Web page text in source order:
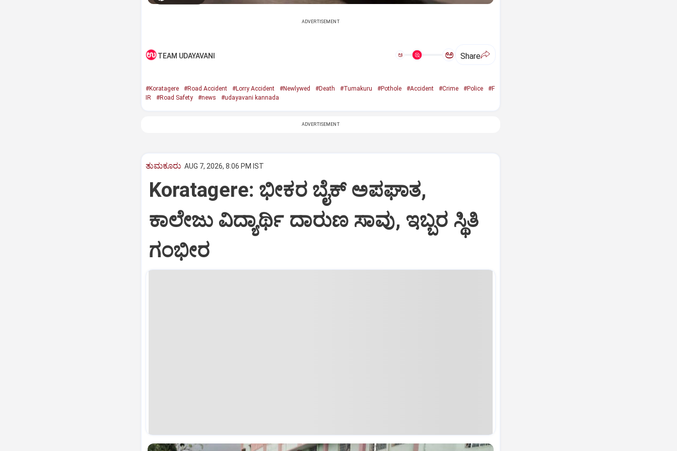
ADVERTISEMENT
TEAM UDAYAVANI ಅ ಅ Share
#Koratagere #Road Accident #Lorry Accident #Newlywed #Death #Tumakuru #Pothole #Accident #Crime #Police
#F
IR
#Road Safety #news #udayavani kannada
ADVERTISEMENT
ತುಮಕೂರು AUG 7, 2026, 8:06 PM IST
Koratagere: ಭೀಕರ ಬೈಕ್ ಅಪಘಾತ,
ಕಾಲೇಜು ವಿದ್ಯಾರ್ಥಿ ದಾರುಣ ಸಾವು, ಇಬ್ಬರ ಸ್ಥಿತಿ
ಗಂಭೀರ